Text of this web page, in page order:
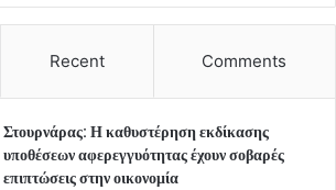
Recent Comments
Στουρνάρας: Η καθυστέρηση εκδίκασης
υποθέσεων αφερεγγυότητας έχουν σοβαρές
επιπτώσεις στην οικονομία